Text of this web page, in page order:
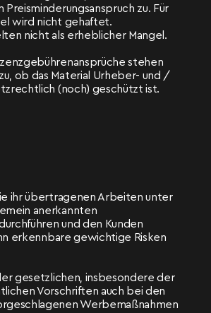
zu. Für
wird nicht gehaftet.
nicht als erheblicher Mangel.
stehen
ob das Material Urheber- und /
(noch) geschützt ist.
ihr übertragenen Arbeiten unter
anerkannten
und den Kunden
erkennbare gewichtige Risken
gesetzlichen, insbesondere der
Vorschriften auch bei den
Werbemaßnahmen